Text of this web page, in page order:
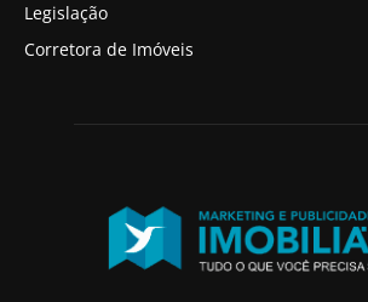
Legislação
Corretora de Imóveis